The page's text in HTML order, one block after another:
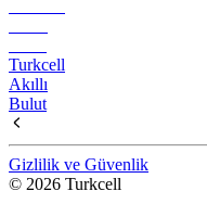
Turkcell
Akıllı
Bulut
Gizlilik ve Güvenlik
© 2026 Turkcell